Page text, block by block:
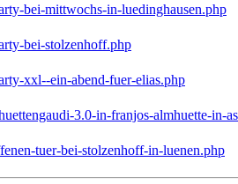
bei-mittwochs-in-luedinghausen.php
bei-stolzenhoff.php
xxl--ein-abend-fuer-elias.php
3.0-in-franjos-almhuette-in-
tuer-bei-stolzenhoff-in-luenen.php